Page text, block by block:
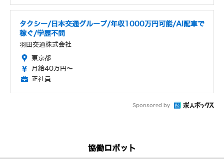
タクシー/日本交通グループ/年収1000万円可能/AI配車で
稼ぐ/学歴不問
羽田交通株式会社
東京都
月給40万円～
正社員
Sponsored by
協働ロボット